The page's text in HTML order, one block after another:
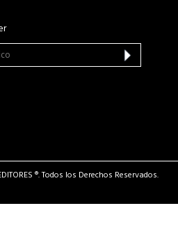
®. Todos los Derechos Reservados.